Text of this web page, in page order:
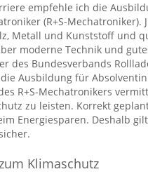
empfehle ich die
(R+S-
Metall und Kunststoff und
moderne Technik und
des Bundesverbands
Ausbildung für
R+S-Mechatronikers
zu leisten. Korrekt
Energiesparen. Deshalb
Klimaschutz